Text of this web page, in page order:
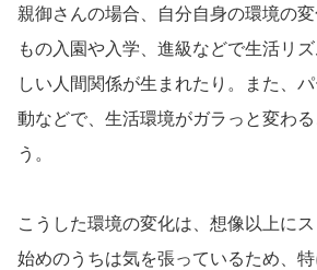
親御さんの場合、自分自身の環境の
もの入園や入学、進級などで生活リ
しい人間関係が生まれたり。また、
動などで、生活環境がガラっと変わ
う。
こうした環境の変化は、想像以上にス
始めのうちは気を張っているため、